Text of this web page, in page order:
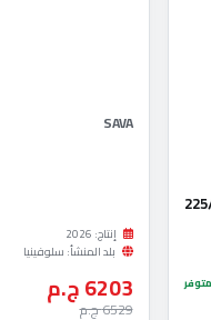
متوفر
SAVA
إنتاج: 2026
بلد المنشأ: سلوفينيا
6203 ج.م
6529 ج.م